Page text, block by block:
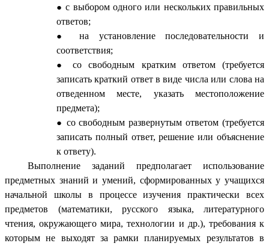
с выбором одного или нескольких правильных
ответов;
на установление последовательности и
соответствия;
со свободным кратким ответом (требуется
записать краткий ответ в виде числа или слова на
отведенном месте, указать местоположение
предмета);
со свободным развернутым ответом (требуется
записать полный ответ, решение или объяснение
к ответу).
Выполнение заданий предполагает использование
предметных знаний и умений, сформированных у учащихся
начальной школы в процессе изучения практически всех
предметов (математики, русского языка, литературного
чтения, окружающего мира, технологии и др.), требования к
которым не выходят за рамки планируемых результатов в